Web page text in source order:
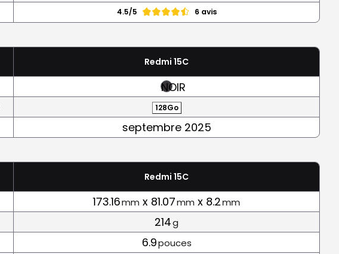
4.5/5 6 avis
Redmi 15C
NOIR
128Go
septembre 2025
Redmi 15C
173.16mm x 81.07mm x 8.2mm
214g
6.9pouces